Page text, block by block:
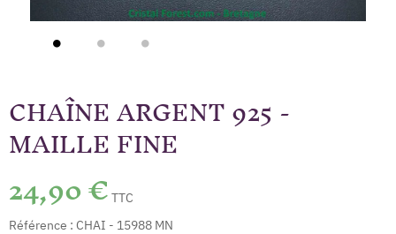
CHAÎNE ARGENT 925 -
MAILLE FINE
24,90 € TTC
Référence : CHAI - 15988 MN